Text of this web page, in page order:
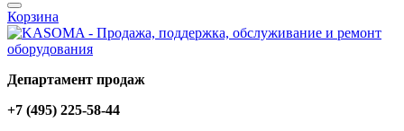
Корзина
Департамент продаж
+7 (495) 225-58-44